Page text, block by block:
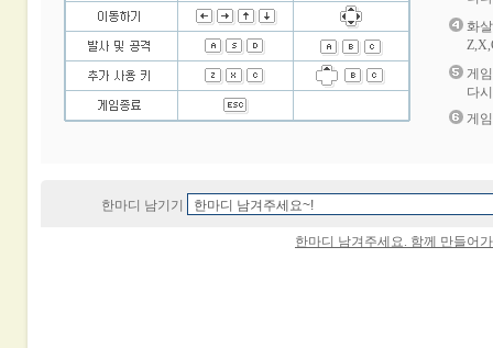
화
게
다
게
한마디 남기기
한마디 남겨주세요. 함께 만들어